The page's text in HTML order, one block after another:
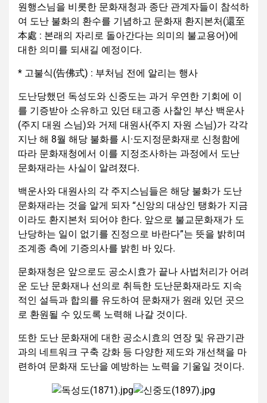
원행스님을 비롯한 문화재청과 종단 관계자들이 참석하
여 도난 불화의 환수를 기념하고 문화재 환지본처(還至
本處 : 본래의 자리로 돌아간다는 의미의 불교용어)에
대한 의미를 되새길 예정이다.
* 고불식(告佛式) : 부처님 전에 알리는 행사
도난당했던 독성도와 신중도는 과거 우연한 기회에 이
를 기증받아 소유하고 있던 태고종 사찰인 부산 백운사
(주지 대원 스님)와 거제 대원사(주지 자원 스님)가 각각
지난 해 8월 해당 불화를 시·도지정문화재로 신청함에
따라 문화재청에서 이를 지정조사하는 과정에서 도난
문화재라는 사실이 알려졌다.
백운사와 대원사의 각 주지스님들은 해당 불화가 도난
문화재라는 것을 알게 되자 “신앙의 대상인 탱화가 지금
이라도 환지본처 되어야 한다. 앞으로 불교문화재가 도
난당하는 일이 없기를 진정으로 바란다”는 뜻을 밝히며
조계종 측에 기증의사를 밝힌 바 있다.
문화재청은 앞으로도 공소시효가 끝나 사법처리가 어려
운 도난 문화재나 선의로 취득한 도난문화재라도 지속
적인 설득과 합의를 유도하여 문화재가 원래 있던 곳으
로 환원될 수 있도록 노력해 나갈 것이다.
또한 도난 문화재에 대한 공소시효의 연장 및 유관기관
과의 네트워크 구축 강화 등 다양한 제도와 개선책을 마
련하여 문화재 도난을 예방하는 노력을 기울일 것이다.